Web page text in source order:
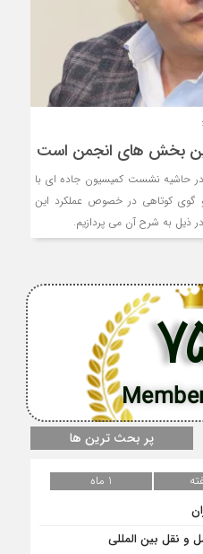
بخش های انجمن است
حاشیه نشست کمیسیون جاده ای با
کوتاهی در خصوص عملکرد این
ذیل به شرح آن می پردازیم.
پر بحث ترین ها
1 ماه
و نقل بین المللی